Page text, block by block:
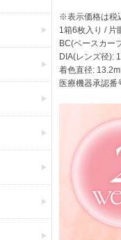
※表示価格は税
1箱6枚入り / 片
BC(ベースカー
DIA(レンズ径):
着色直径:
医療機器承認